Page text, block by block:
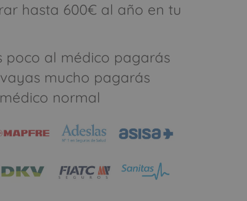
hasta 600€ al año en tu
poco al médico pagarás
mucho pagarás
normal